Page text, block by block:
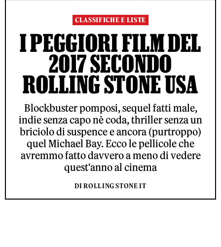
CLASSIFICHE E LISTE
I PEGGIORI FILM DEL
2017 SECONDO
ROLLING STONE USA
Blockbuster pomposi, sequel fatti male,
indie senza capo nè coda, thriller senza un
briciolo di suspence e ancora (purtroppo)
quel Michael Bay. Ecco le pellicole che
avremmo fatto davvero a meno di vedere
quest'anno al cinema
DI ROLLING STONE IT